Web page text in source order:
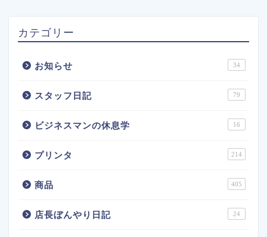
カテゴリー
お知らせ 34
スタッフ日記 79
ビジネスマンの休息学 16
プリンタ 214
商品 405
店長ぼんやり日記 24